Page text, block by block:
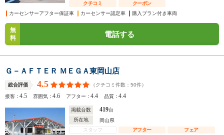
クチコミ
クーポン
カーセンサーアフター保証車
カーセンサー認定車 購入プラン付き車両
無
料
電話する
Ｇ－ＡＦＴＥＲ ＭＥＧＡ東岡山店
総合評価 4.5 （クチコミ件数： 50件）
接客：4.5 雰囲気：4.6 アフター：4.4 品質：4.4
掲載台数 419台
所在地
岡山県
スタッフ
アフター
フェア